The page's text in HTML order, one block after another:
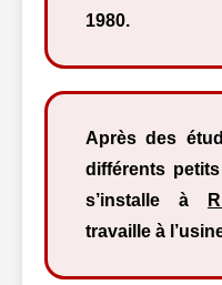
1980.
Après des
différents
s’installe à
travaille à